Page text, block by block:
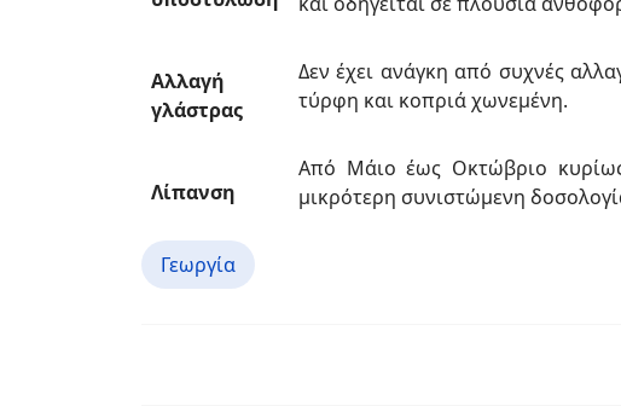
Αλλαγή
γλάστρας
Δεν έχει ανάγκη από συχνές
τύρφη και κοπριά χωνεµένη.
Λίπανση
Από Μάιο έως Οκτώβριο
µικρότερη συνιστώµενη
Γεωργία